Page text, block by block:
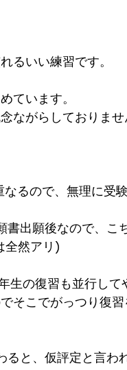
るいい練習です。
ています。
ながらしておりませ
るので、無理に受
書出願後なので、こ
全然アリ)
生の復習も並行して
そこでがっつり復
ると、仮評定と言わ